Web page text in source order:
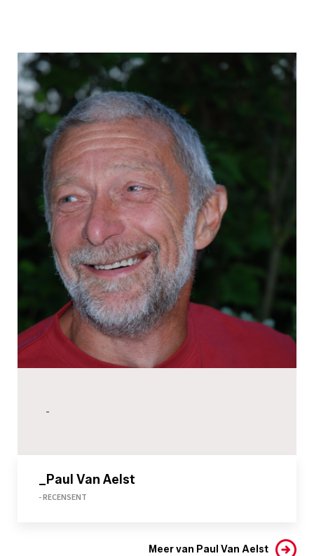
-
_Paul Van Aelst
- RECENSENT
Meer van Paul Van Aelst